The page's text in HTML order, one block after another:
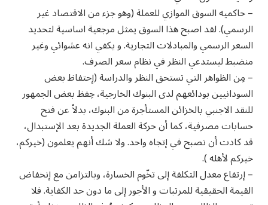
– حاكميه السوق الموازي للعملة (وهو جزء من الاقتصاد غير
الرسمي). لقد اصبح هذا السوق يمثل مرجعية اساسية لتحديد
السعر الرسمي والمبادلات التجارية. و يكفي انه عشوائي وغير
منضبط ليستدعي النظر في نظام سعر الصرف.
– مِن الظواهر التي تستحق النظر والدراسة (إحتفاظ بعض
السودانيين بودائعهم لدى البنوك الخارجية، حِفظ بعض الجمهور
للنقد الاجنبي بالخزائن المستأجرة من البنوك، بدلاً عن فتح
حسابات مصرفية، كما أن حركة العملة الجديدة بعد الإستبدال،
قد كادت أن تصبح في إتجاه واحد. ولا شك أنهم يعلمون (خيركم،
خيركم لأهله ).
– إرتفاع معدل التكلفة إلى تخّوم الخسارة، وبالتزامن مع إنخفاض
القيمة الحقيقية للمرتبات و الأجور إلى ما دون حد الكفاية. فلا